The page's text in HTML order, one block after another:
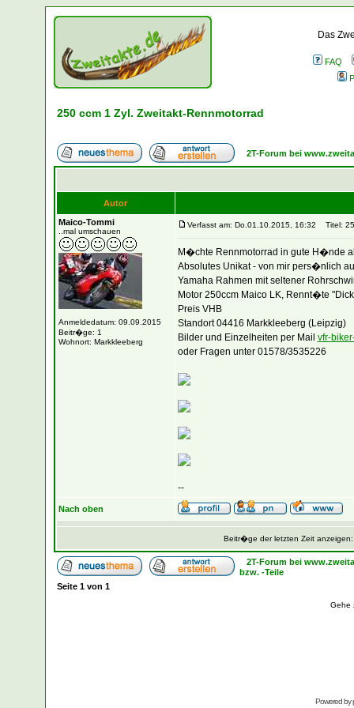
Das
FAQ
250 ccm 1 Zyl. Zweitakt-Rennmotorrad
2T-Forum bei
Autor
Maico-Tommi
..mal umschauen
Anmeldedatum: 09.09.2015
Beitr�ge: 1
Wohnort: Markkleeberg
Verfasst am: Do.01.10.2015, 16:32 Titel:
M�chte Rennmotorrad in gute H�nde
Absolutes Unikat - von mir pers�nlich
Yamaha Rahmen mit seltener
Motor 250ccm Maico LK, Rennt�te
Preis VHB
Standort 04416 Markkleeberg (Leipzig)
Bilder und Einzelheiten per Mail vfr-
oder Fragen unter 01578/3535226
--
Nach oben
Beitr�ge der letzten Zeit
2T-Forum bei
bzw. -Teile
Seite 1von 1
Gehe
Powered by